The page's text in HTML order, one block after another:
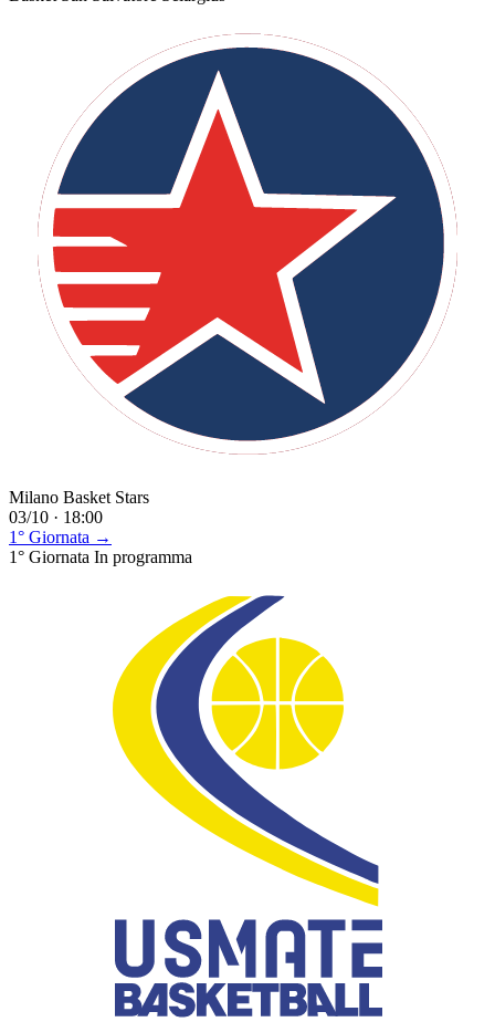
Milano Basket Stars
03/10 · 18:00
1° Giornata →
1° Giornata In programma